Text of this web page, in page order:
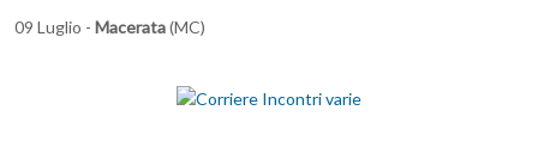
09 Luglio - Macerata(MC)